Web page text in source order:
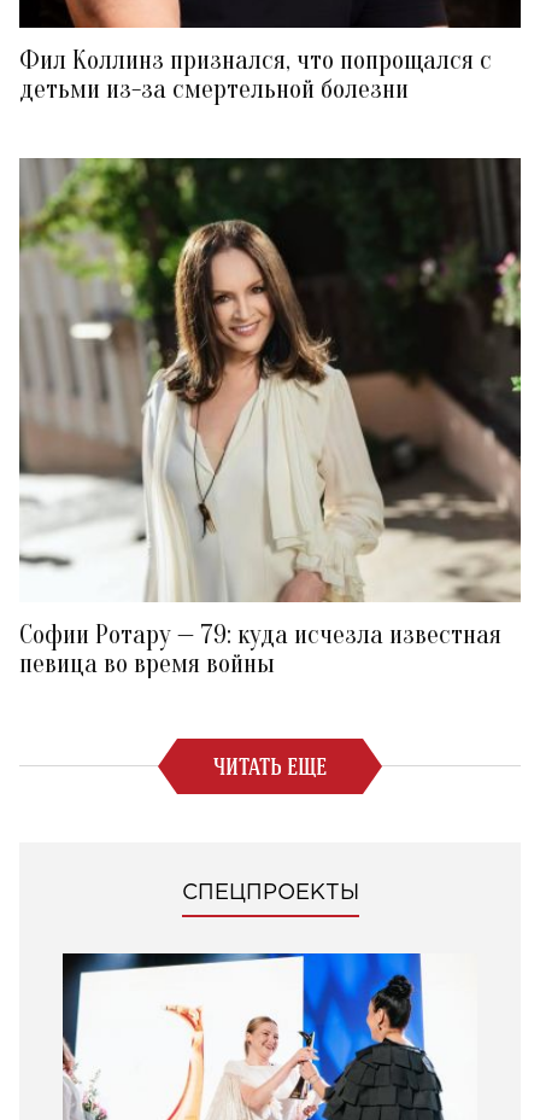
Фил Коллинз признался, что попрощался с
детьми из-за смертельной болезни
Софии Ротару — 79: куда исчезла известная
певица во время войны
ЧИТАТЬ ЕЩЕ
СПЕЦПРОЕКТЫ